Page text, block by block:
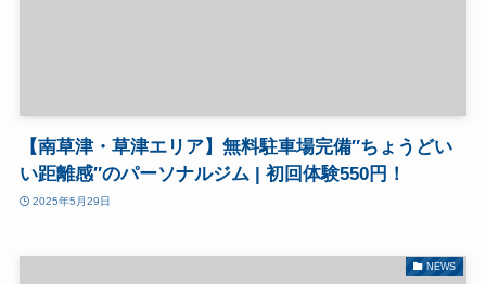
【南草津・草津エリア】無料駐車場完備″ちょうどい
い距離感″のパーソナルジム | 初回体験550円！
2025年5月29日
NEWS